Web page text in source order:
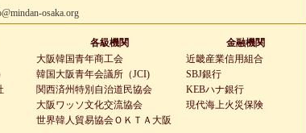
osaka.org
各級機関
大阪韓国青年商工会
韓国大阪青年会議所（JCI)
関西済州特別自治道民協会
大阪ワッソ文化交流協会
世界韓人貿易協会ＯＫＴＡ大阪
金融機関
近畿産業信用組合
SBJ銀行
KEBハナ銀行
現代海上火災保険